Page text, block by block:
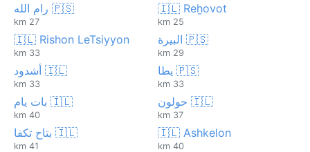
🇮🇱 Reẖovot
25 km
🇵🇸 رام الله
27 km
🇵🇸 البيرة
29 km
🇮🇱 Rishon LeTsiyyon
33 km
🇵🇸 يطا
33 km
🇮🇱 أشدود
33 km
🇮🇱 حولون
37 km
🇮🇱 بات يام
40 km
🇮🇱 Ashkelon
40 km
🇮🇱 بتاح تكفا
41 km